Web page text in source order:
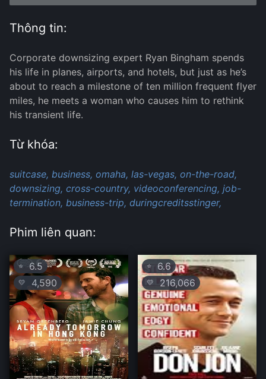
Thông tin:
Corporate downsizing expert Ryan Bingham spends
his life in planes, airports, and hotels, but just as he’s
about to reach a milestone of ten million frequent flyer
miles, he meets a woman who causes him to rethink
his transient life.
Từ khóa:
suitcase, business, omaha, las-vegas, on-the-road,
downsizing, cross-country, videoconferencing, job-
termination, business-trip, duringcreditsstinger,
Phim liên quan:
⭐ 6.5
💛 4,590
⭐ 6.6
💛 216,066